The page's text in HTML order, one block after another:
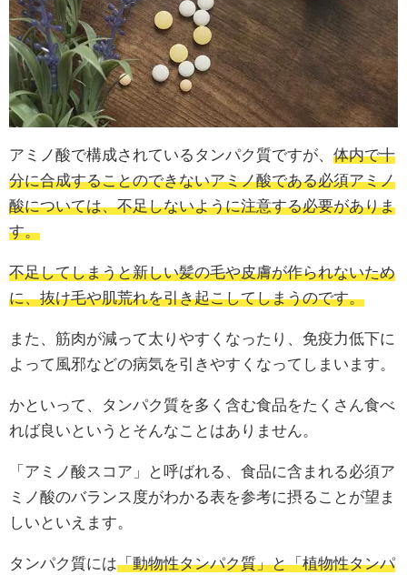
アミノ酸で構成されているタンパク質ですが、 体内で十
分に合成することのできないアミノ酸である必須アミノ
酸については、不足しないように注意する必要がありま
す。
不足してしまうと新しい髪の毛や皮膚が作られないため
に、抜け毛や肌荒れを引き起こしてしまうのです。
また、筋肉が減って太りやすくなったり、免疫力低下に
よって風邪などの病気を引きやすくなってしまいます。
かといって、タンパク質を多く含む食品をたくさん食べ
れば良いというとそんなことはありません。
「アミノ酸スコア」と呼ばれる、食品に含まれる必須ア
ミノ酸のバランス度がわかる表を参考に摂ることが望ま
しいといえます。
タンパク質には「動物性タンパク質」と「植物性タンパ